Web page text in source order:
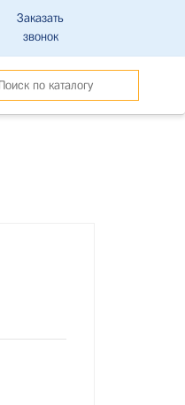
Заказать
звонок